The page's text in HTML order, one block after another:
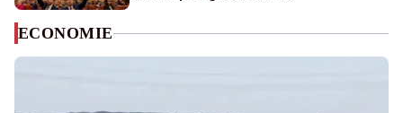
ECONOMIE